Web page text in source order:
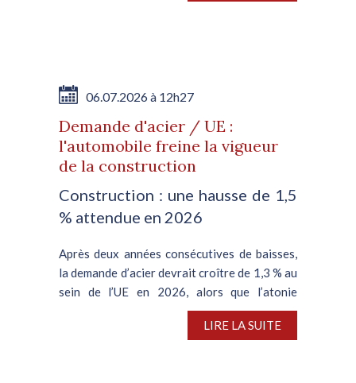
06.07.2026 à 12h27
Demande d'acier / UE :
l'automobile freine la vigueur
de la construction
Construction : une hausse de 1,5
% attendue en 2026
Après deux années consécutives de baisses,
la demande d’acier devrait croître de 1,3 % au
sein de l’UE en 2026, alors que l’atonie
persistante de la filière automobile plombe le
segment de la construction, en meilleure...
LIRE LA SUITE